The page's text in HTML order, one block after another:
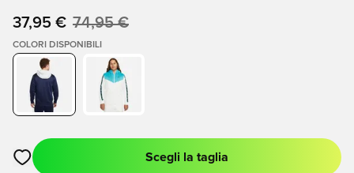
37,95 € 74,95 €
COLORI DISPONIBILI
Apre una finestra modale per accedere o registrarsi come
Scegli la taglia